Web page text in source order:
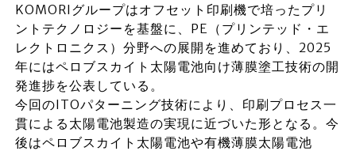
KOMORIグループはオフセット印刷機で培ったプリ
ントテクノロジーを基盤に、PE（プリンテッド・エ
レクトロニクス）分野への展開を進めており、2025
年にはペロブスカイト太陽電池向け薄膜塗工技術の開
発進捗を公表している。
今回のITOパターニング技術により、印刷プロセス一
貫による太陽電池製造の実現に近づいた形となる。今
後はペロブスカイト太陽電池や有機薄膜太陽電池